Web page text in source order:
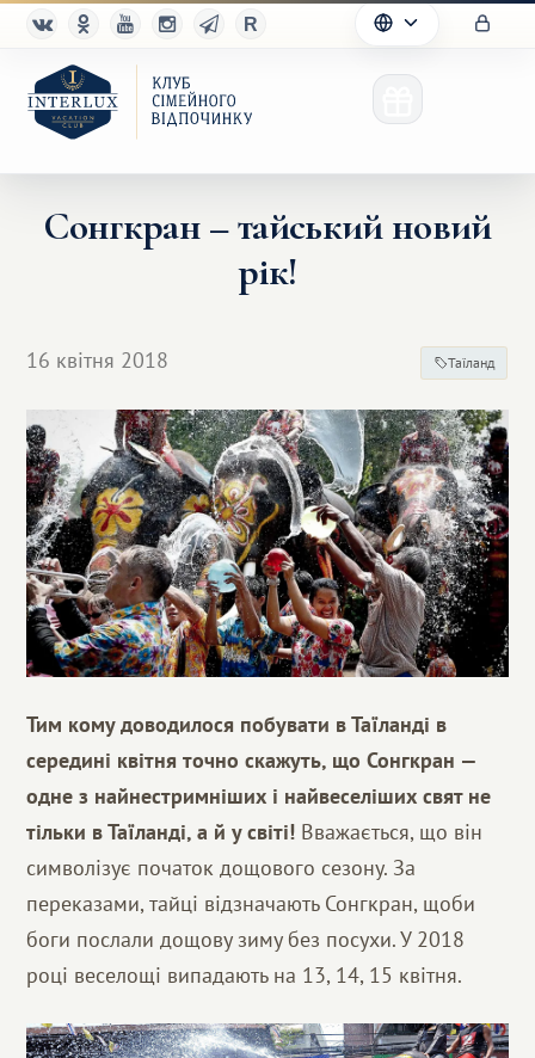
Благотворительность
Сонгкран – тайський новий
рік!
16 квітня 2018 Таїланд
Тим кому доводилося побувати в Таїланді в
середині квітня точно скажуть, що Сонгкран —
одне з найнестримніших і найвеселіших свят не
тільки в Таїланді, а й у світі! Вважається, що він
символізує початок дощового сезону. За
переказами, тайці відзначають Сонгкран, щоби
боги послали дощову зиму без посухи. У 2018
році веселощі випадають на 13, 14, 15 квітня.